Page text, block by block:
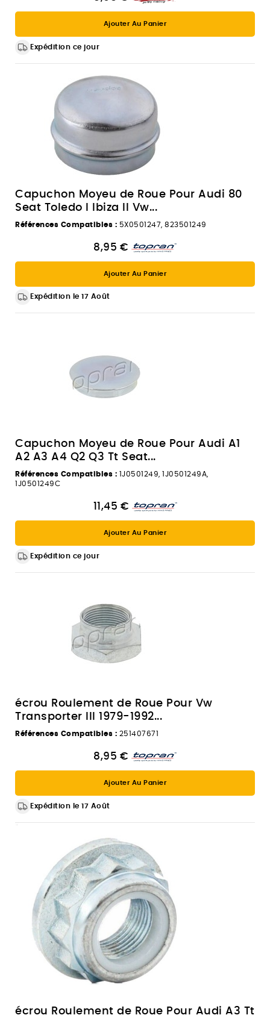
Ajouter Au Panier
Expédition ce jour
Capuchon Moyeu de Roue Pour Audi 80
Seat Toledo I Ibiza II Vw...
Références Compatibles : 5X0501247, 823501249
8,95 €
Ajouter Au Panier
Expédition le 17 Août
Capuchon Moyeu de Roue Pour Audi A1
A2 A3 A4 Q2 Q3 Tt Seat...
Références Compatibles : 1J0501249, 1J0501249A,
1J0501249C
11,45 €
Ajouter Au Panier
Expédition ce jour
écrou Roulement de Roue Pour Vw
Transporter III 1979-1992...
Références Compatibles : 251407671
8,95 €
Ajouter Au Panier
Expédition le 17 Août
écrou Roulement de Roue Pour Audi A3 Tt